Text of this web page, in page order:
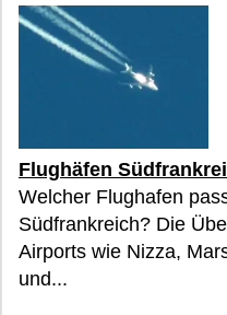
Flughäfen
Welcher Flughafen
Südfrankreich? Die
Airports wie Nizza,
und...